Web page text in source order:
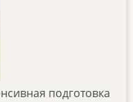
подготовка